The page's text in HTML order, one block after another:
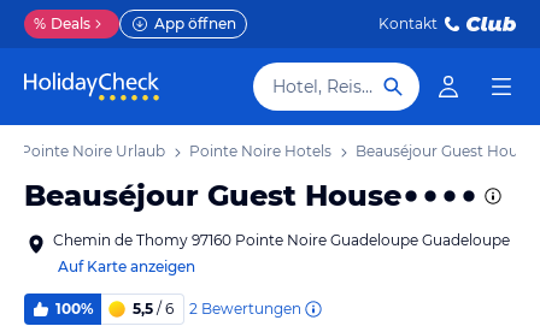
% Deals App öffnen Kontakt
Hotel, Reiseziel
Pointe Noire Urlaub Pointe Noire Hotels Beauséjour Guest House
Beauséjour Guest House
Chemin de Thomy 97160 Pointe Noire Guadeloupe Guadeloupe
Auf Karte anzeigen
100% 5,5 / 6 2 Bewertungen